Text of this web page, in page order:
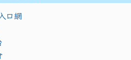
口網
modules/tadnews/
to http://tyc.entry.edu.tw/
to http://tyc.entry.edu.tw/